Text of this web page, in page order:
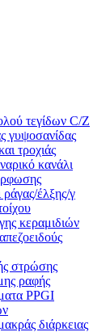
τεγίδων C/Z
γυψοσανίδας
τροχιάς
κανάλι
έλξης/γ
κεραμιδιών
στρώσης
ραφής
PPGI
διάρκειας